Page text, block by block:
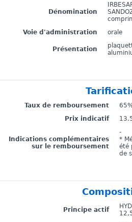
Dénomination
Voie d'administration
orale
Présentation
Taux de remboursement
Prix indicatif
Indications complémentaires
sur le remboursement
-
*
été
de
Principe actif